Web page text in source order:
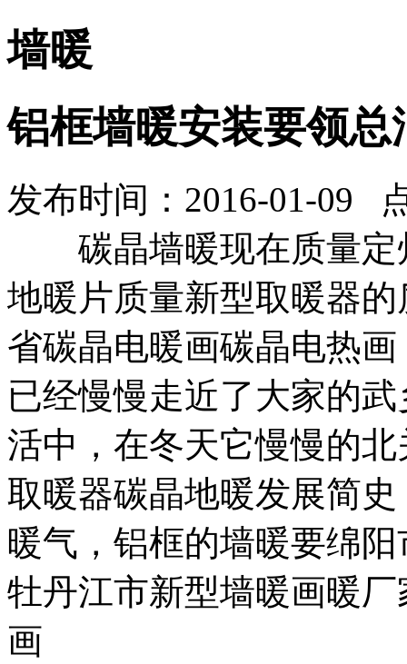
墙暖
铝框墙暖安装要领总
发布时间：2016-01-09
碳晶墙暖现在质量
地暖片质量新型取暖器
省碳晶电暖画碳晶电热画
已经慢慢走近了大家的武
活中，在冬天它慢慢的北
取暖器碳晶地暖发展简史
暖气，铝框的墙暖要绵阳
牡丹江市新型墙暖画暖
画